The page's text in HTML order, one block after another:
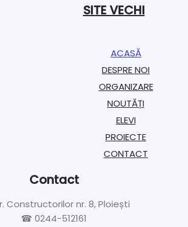
SITE VECHI
ACASĂ
DESPRE NOI
ORGANIZARE​
NOUTĂȚI
ELEVI
PROIECTE​
CONTACT
Contact
Constructorilor nr. 8, Ploiești
☎ 0244-512161